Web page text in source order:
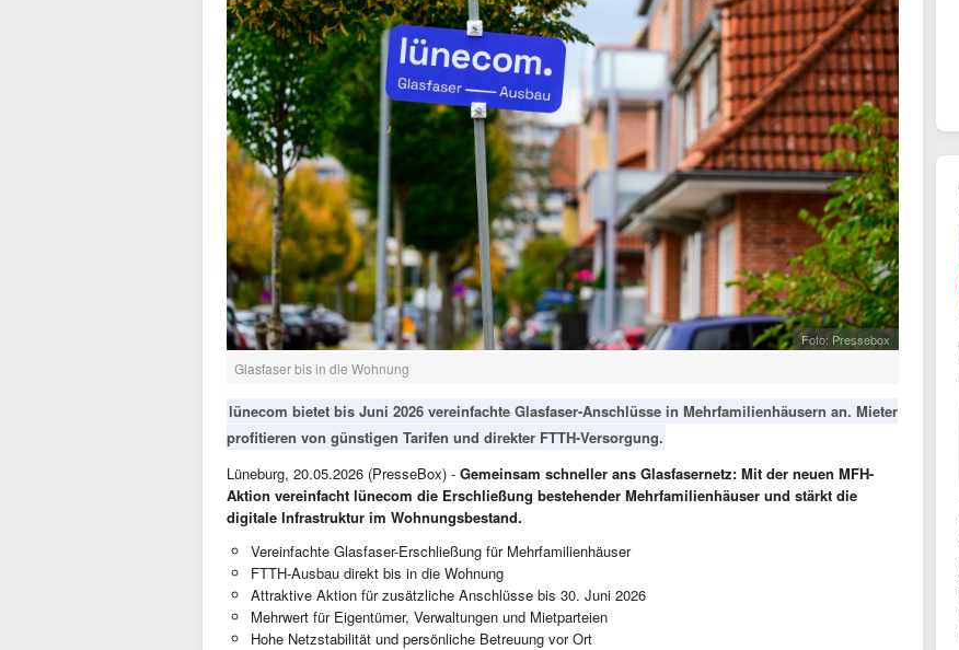
Foto: Pressebox
Glasfaser bis in die Wohnung
lünecom bietet bis Juni 2026 vereinfachte Glasfaser-Anschlüsse in Mehrfamilienhäusern an. Mieter
profitieren von günstigen Tarifen und direkter FTTH-Versorgung.
Lüneburg, 20.05.2026 (PresseBox) - Gemeinsam schneller ans Glasfasernetz: Mit der neuen MFH-
Aktion vereinfacht lünecom die Erschließung bestehender Mehrfamilienhäuser und stärkt die
digitale Infrastruktur im Wohnungsbestand.
Vereinfachte Glasfaser-Erschließung für Mehrfamilienhäuser
FTTH-Ausbau direkt bis in die Wohnung
Attraktive Aktion für zusätzliche Anschlüsse bis 30. Juni 2026
Mehrwert für Eigentümer, Verwaltungen und Mietparteien
Hohe Netzstabilität und persönliche Betreuung vor Ort